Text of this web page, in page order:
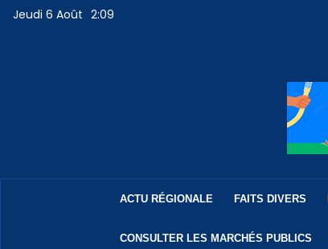
Jeudi 6 Août 2:09
ACTU RÉGIONALE FAITS DIVERS
CONSULTER LES MARCHÉS PUBLICS